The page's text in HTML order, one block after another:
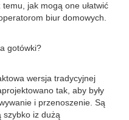
jak mogą one ułatwić
biur domowych.
gotówki?
wersja tradycyjnej
tak, aby były
i przenoszenie. Są
szybko iz dużą